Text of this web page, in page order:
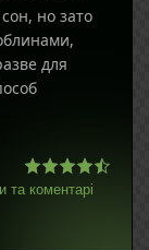
но зато
для
та коментарі